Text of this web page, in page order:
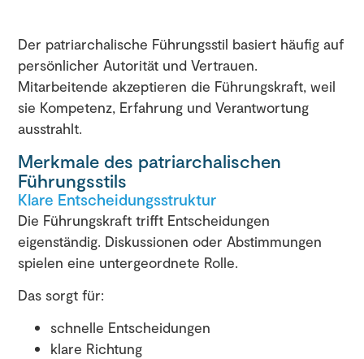
Der patriarchalische Führungsstil basiert häufig auf
persönlicher Autorität und Vertrauen.
Mitarbeitende akzeptieren die Führungskraft, weil
sie Kompetenz, Erfahrung und Verantwortung
ausstrahlt.
Merkmale des patriarchalischen
Führungsstils
Klare Entscheidungsstruktur
Die Führungskraft trifft Entscheidungen
eigenständig. Diskussionen oder Abstimmungen
spielen eine untergeordnete Rolle.
Das sorgt für:
schnelle Entscheidungen
klare Richtung